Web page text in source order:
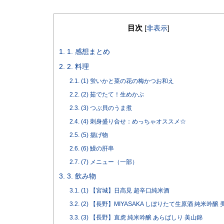
目次 [非表示]
1. 1. 感想まとめ
2. 2. 料理
2.1.(1) 蛍いかと菜の花の梅かつお和え
2.2.(2) 茹でたて！生めかぶ
2.3.(3) つぶ貝のうま煮
2.4.(4) 刺身盛り合せ：めっちゃオススメ☆
2.5.(5) 揚げ物
2.6.(6) 鰻の肝串
2.7.(7) メニュー（一部）
3. 3. 飲み物
3.1.(1) 【宮城】日高見 超辛口純米酒
3.2.(2) 【長野】MIYASAKA しぼりたて生原酒 純米吟醸
3.3.(3) 【長野】直虎 純米吟醸 あらばしり 美山錦